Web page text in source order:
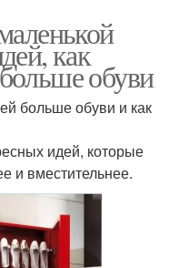
как
обуви
больше обуви и как
идей, которые
и вместительнее.